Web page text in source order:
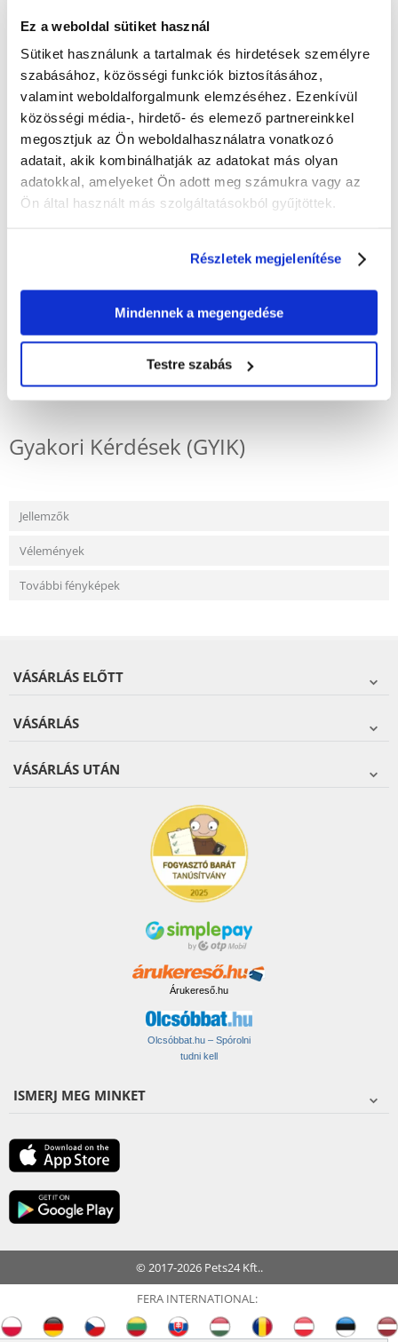
Ez a weboldal sütiket használ
Sütiket használunk a tartalmak és hirdetések személyre
szabásához, közösségi funkciók biztosításához,
valamint weboldalforgalmunk elemzéséhez. Ezenkívül
közösségi média-, hirdető- és elemező partnereinkkel
megosztjuk az Ön weboldalhasználatra vonatkozó
adatait, akik kombinálhatják az adatokat más olyan
adatokkal, amelyeket Ön adott meg számukra vagy az
Ön által használt más szolgáltatásokból gyűjtöttek.
Részletek megjelenítése
Mindennek a megengedése
Testre szabás
Leírás
Részletek
Elbánik a lebegő algával (elalgásodott vízzel) 24 órán belül
Tiszta víz néhány órán belül
Megelőzi az alga további elszaporodását
Eltávolítja az algát tápláló foszfátot
Tokhalfélék esetén nem használható
olvassa el a címkét és a termékre vonatkozó információkat.
KÉRDEZZ TŐLÜNK!
Gyakori Kérdések (GYIK)
Jellemzők
Vélemények
További fényképek
VÁSÁRLÁS ELŐTT
VÁSÁRLÁS
VÁSÁRLÁS UTÁN
Árukereső.hu
Olcsóbbat.hu – Spórolni
tudni kell
ISMERJ MEG MINKET
© 2017-2026 Pets24 Kft..
FERA INTERNATIONAL: